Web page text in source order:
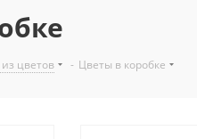
цветов - Цветы в коробке